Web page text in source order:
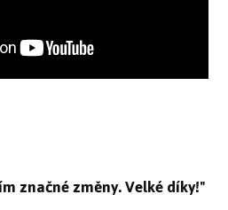
značné změny. Velké díky!"